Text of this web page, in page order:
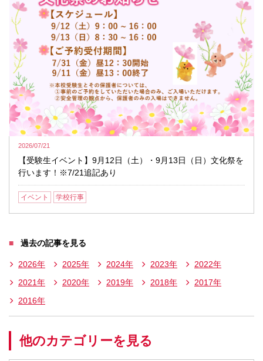
2026/07/21
【受験生イベント】9月12日（土）・9月13日（日）文化祭を
行います！※7/21追記あり
イベント 学校行事
過去の記事を見る
2026年 2025年 2024年 2023年
2022年
2021年
2020年 2019年 2018年
2017年
2016年
他のカテゴリーを見る